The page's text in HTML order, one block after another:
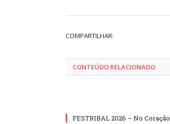
COMPARTILHAR:
CONTEÚDO RELACIONADO
FESTRIBAL 2026 – No Coração